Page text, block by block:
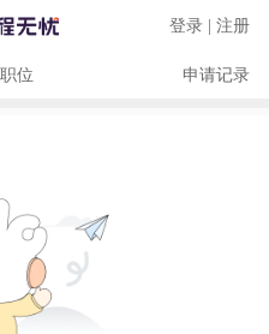
登录 | 注册
位 申请记录